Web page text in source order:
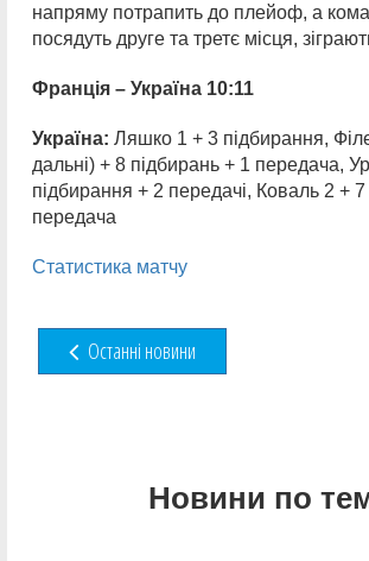
напряму потрапить до плейоф, а
посядуть друге та третє місця,
Франція – Україна 10:11
Україна: Ляшко 1 + 3 підбирання,
дальні) + 8 підбирань + 1 передача,
підбирання + 2 передачі, Коваль 2 +
передача
Статистика матчу
Останні новини
Новини по